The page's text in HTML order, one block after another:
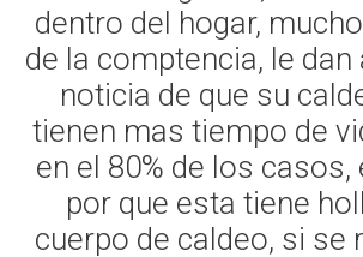
dentro del hogar,
de la comptencia, le dan
noticia de que su
tienen mas tiempo de
en el 80% de los casos,
por que esta tiene
cuerpo de caldeo, si se